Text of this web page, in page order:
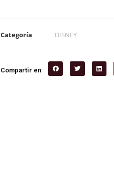
Categoría DISNEY
Compartir en